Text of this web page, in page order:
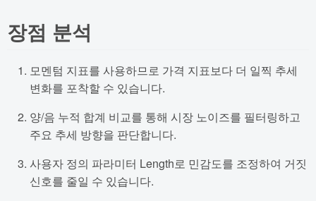
장점 분석
모멘텀 지표를 사용하므로 가격 지표보다 더 일찍 추세
변화를 포착할 수 있습니다.
양/음 누적 합계 비교를 통해 시장 노이즈를 필터링하고
주요 추세 방향을 판단합니다.
사용자 정의 파라미터 Length로 민감도를 조정하여 거짓
신호를 줄일 수 있습니다.